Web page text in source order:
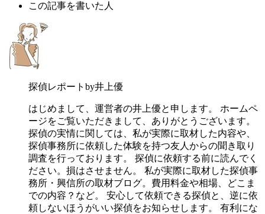
この記事を書いた人
探偵レポートby井上優
はじめまして、運営者の井上優と申します。 ホームペ
ージをご覧いただきまして、ありがとうございます。
探偵の実情に関しては、私が実際に取材した内容や、
探偵事務所に依頼した体験を持つ友人からの聞き取り
調査を行っております。 探偵に依頼する前に読んでく
ださい。損はさせません。 私が実際に取材した探偵事
務所・興信所の取材ブログ。費用料金や相場、どこま
での内容？など。 安心して依頼できる探偵と、逆に依
頼しないほうがいい探偵をお知らせします。 有利にな